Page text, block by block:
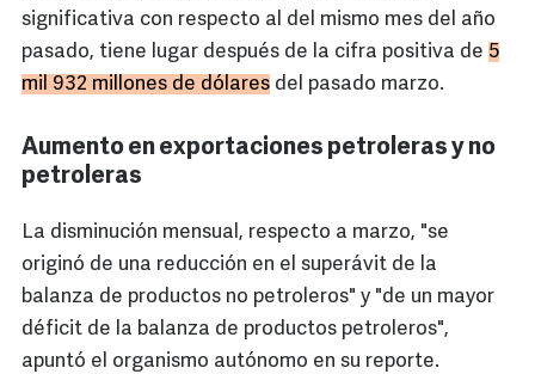
significativa con respecto al del mismo mes del año
pasado, tiene lugar después de la cifra positiva de 5
mil 932 millones de dólares del pasado marzo.
Aumento en exportaciones petroleras y no
petroleras
La disminución mensual, respecto a marzo, "se
originó de una reducción en el superávit de la
balanza de productos no petroleros" y "de un mayor
déficit de la balanza de productos petroleros",
apuntó el organismo autónomo en su reporte.